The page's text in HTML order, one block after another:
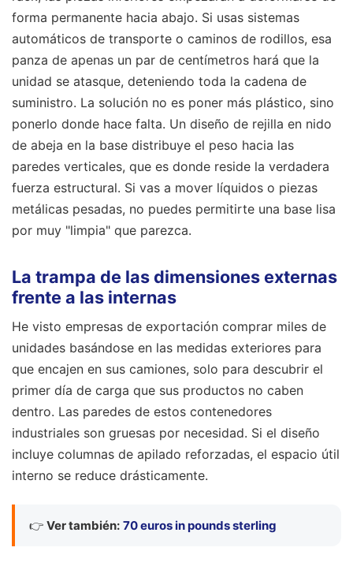
forma permanente hacia abajo. Si usas sistemas
automáticos de transporte o caminos de rodillos, esa
panza de apenas un par de centímetros hará que la
unidad se atasque, deteniendo toda la cadena de
suministro. La solución no es poner más plástico, sino
ponerlo donde hace falta. Un diseño de rejilla en nido
de abeja en la base distribuye el peso hacia las
paredes verticales, que es donde reside la verdadera
fuerza estructural. Si vas a mover líquidos o piezas
metálicas pesadas, no puedes permitirte una base lisa
por muy "limpia" que parezca.
La trampa de las dimensiones externas
frente a las internas
He visto empresas de exportación comprar miles de
unidades basándose en las medidas exteriores para
que encajen en sus camiones, solo para descubrir el
primer día de carga que sus productos no caben
dentro. Las paredes de estos contenedores
industriales son gruesas por necesidad. Si el diseño
incluye columnas de apilado reforzadas, el espacio útil
interno se reduce drásticamente.
👉 Ver también: 70 euros in pounds sterling